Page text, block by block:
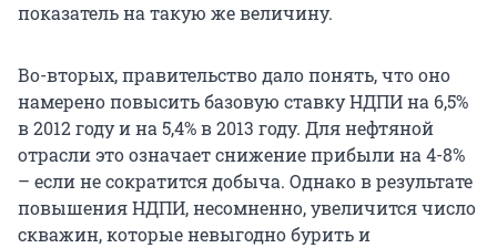
показатель на такую же величину.
Во-вторых, правительство дало понять, что оно
намерено повысить базовую ставку НДПИ на 6,5%
в 2012 году и на 5,4% в 2013 году. Для нефтяной
отрасли это означает снижение прибыли на 4-8%
– если не сократится добыча. Однако в результате
повышения НДПИ, несомненно, увеличится число
скважин, которые невыгодно бурить и